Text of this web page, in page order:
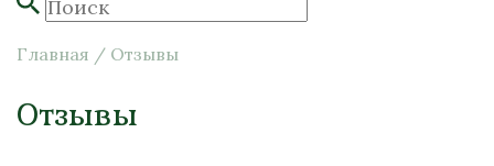
Главная / Отзывы
Отзывы